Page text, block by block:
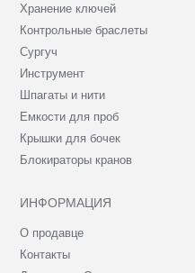
Хранение ключей
Контрольные браслеты
Сургуч
Инструмент
Шпагаты и нити
Емкости для проб
Крышки для бочек
Блокираторы кранов
ИНФОРМАЦИЯ
О продавце
Контакты